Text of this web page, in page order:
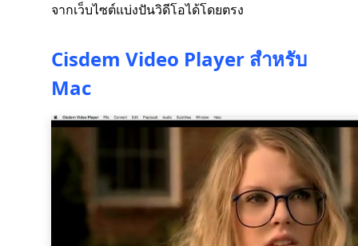
จากเว็บไซต์แบ่งปันวิดีโอได้โดยตรง
Cisdem Video Player สำหรับ
Mac